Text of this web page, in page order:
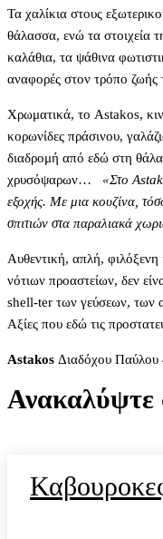
Τα χαλίκια στους
θάλασσα, ενώ τα στοιχεία
καλάθια, τα ψάθινα
αναφορές στον τρόπο
Χρωματικά, το Astakos,
κορωνίδες πράσινου,
διαδρομή από εδώ στη
χρυσόψαρων… «Στο
εξοχής. Με μια κουζίνα,
σπιτιών στα παραλιακά
Aυθεντική, απλή,
νότιων προαστείων, δεν
shell-ter των γεύσεων, των
Αξίες που εδώ τις
Astakos Διαδόχου
Ανακαλύψτε